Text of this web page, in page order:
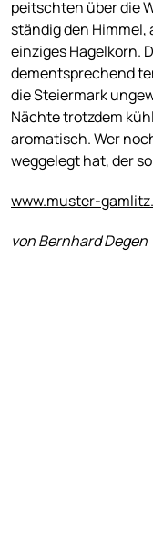
peitschten über die
ständig den
einziges Hagelkorn.
dementsprechend
die Steiermark
Nächte trotzdem
aromatisch. Wer
weggelegt hat, der
www.muster-
von Bernhard Degen